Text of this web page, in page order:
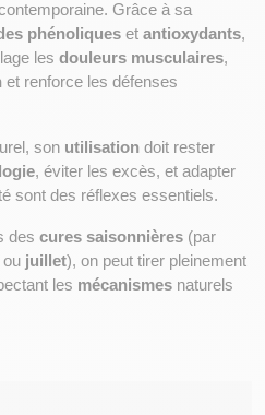
Grâce à sa
phénoliques et antioxydants,
les douleurs musculaires,
et renforce les défenses
son utilisation doit rester
, éviter les excès, et adapter
sont des réflexes essentiels.
des cures saisonnières (par
ou juillet), on peut tirer pleinement
les mécanismes naturels